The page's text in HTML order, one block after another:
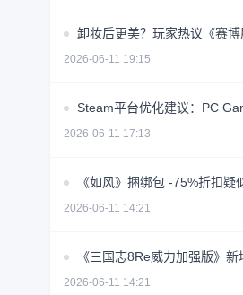
卸妆后更美？玩家热议《赛
2026-06-11 19:15
Steam平台优化建议：PC
2026-06-11 17:13
《如风》捆绑包 -75%折扣疑
2026-06-11 14:21
《三国志8Re威力加强版》
2026-06-11 14:21